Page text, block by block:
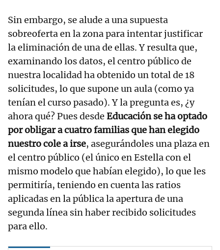
Sin embargo, se alude a una supuesta
sobreoferta en la zona para intentar justificar
la eliminación de una de ellas. Y resulta que,
examinando los datos, el centro público de
nuestra localidad ha obtenido un total de 18
solicitudes, lo que supone un aula (como ya
tenían el curso pasado). Y la pregunta es, ¿y
ahora qué? Pues desde Educación se ha optado
por obligar a cuatro familias que han elegido
nuestro cole a irse, asegurándoles una plaza en
el centro público (el único en Estella con el
mismo modelo que habían elegido), lo que les
permitiría, teniendo en cuenta las ratios
aplicadas en la pública la apertura de una
segunda línea sin haber recibido solicitudes
para ello.